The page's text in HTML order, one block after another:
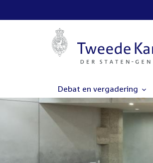
Debat en vergadering